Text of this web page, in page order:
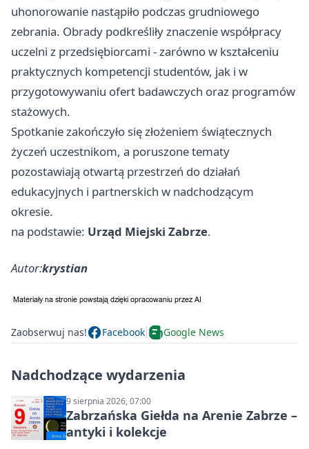
uhonorowanie nastąpiło podczas grudniowego
zebrania. Obrady podkreśliły znaczenie współpracy
uczelni z przedsiębiorcami - zarówno w kształceniu
praktycznych kompetencji studentów, jak i w
przygotowywaniu ofert badawczych oraz programów
stażowych.
Spotkanie zakończyło się złożeniem świątecznych
życzeń uczestnikom, a poruszone tematy
pozostawiają otwartą przestrzeń do działań
edukacyjnych i partnerskich w nadchodzącym
okresie.
na podstawie: Urząd Miejski Zabrze.
Autor:krystian
Zaobserwuj nas! Facebook Google News
Nadchodzące wydarzenia
9 sierpnia 2026, 07:00
Zabrzańska Giełda na Arenie Zabrze –
antyki i kolekcje